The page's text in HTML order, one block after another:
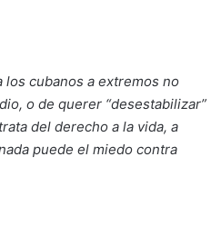
los cubanos a extremos no
o de querer “desestabilizar”
del derecho a la vida, a
puede el miedo contra